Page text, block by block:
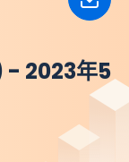
- 2023年5
下载